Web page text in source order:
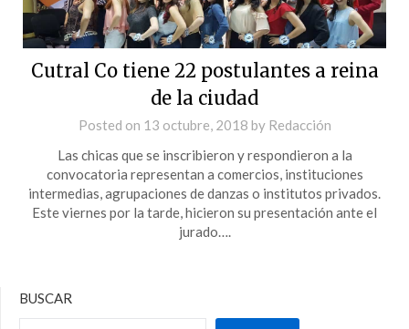
Cutral Co tiene 22 postulantes a reina
de la ciudad
Posted on 13 octubre, 2018 by Redacción
Las chicas que se inscribieron y respondieron a la
convocatoria representan a comercios, instituciones
intermedias, agrupaciones de danzas o institutos privados.
Este viernes por la tarde, hicieron su presentación ante el
jurado….
BUSCAR